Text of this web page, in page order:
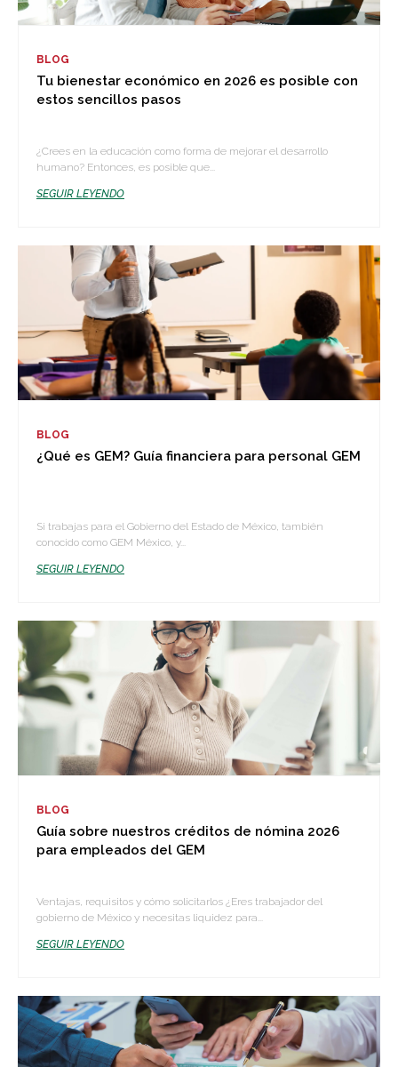
BLOG
Tu bienestar económico en 2026 es posible con
estos sencillos pasos
¿Crees en la educación como forma de mejorar el desarrollo
humano? Entonces, es posible que...
SEGUIR LEYENDO
BLOG
¿Qué es GEM? Guía financiera para personal GEM
Si trabajas para el Gobierno del Estado de México, también
conocido como GEM México, y...
SEGUIR LEYENDO
BLOG
Guía sobre nuestros créditos de nómina 2026
para empleados del GEM
Ventajas, requisitos y cómo solicitarlos ¿Eres trabajador del
gobierno de México y necesitas liquidez para...
SEGUIR LEYENDO